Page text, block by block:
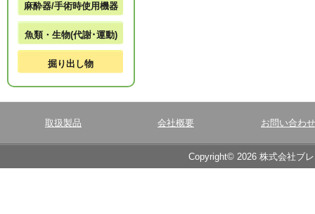
麻酔器/手術時使用機器
魚類・生物(代謝･運動)
掘り出し物
取扱製品 会社概要 お問い合わせ
Copyright© 2026 株式会社ブ